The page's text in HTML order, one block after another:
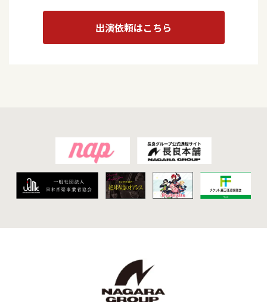
出演依頼はこちら